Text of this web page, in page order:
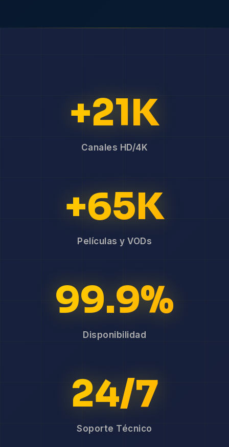
+21K
Canales HD/4K
+65K
Películas y VODs
99.9%
Disponibilidad
24/7
Soporte Técnico